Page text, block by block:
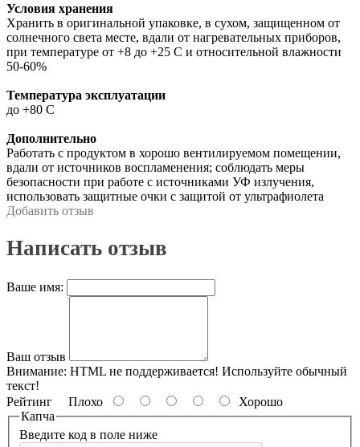
Условия хранения
Хранить в оригинальной упаковке, в сухом, защищенном от
солнечного света месте, вдали от нагревательных приборов,
при температуре от +8 до +25 С и относительной влажности
50-60%
Температура эксплуатации
до +80 С
Дополнительно
Работать с продуктом в хорошо вентилируемом помещении,
вдали от источников воспламенения; соблюдать меры
безопасности при работе с источниками УФ излучения,
использовать защитные очки с защитой от ультрафиолета
Добавить отзыв
Написать отзыв
Ваше имя:
Ваш отзыв
Внимание: HTML не поддерживается! Используйте обычный
текст!
Рейтинг Плохо
Хорошо
Капча
Введите код в поле ниже